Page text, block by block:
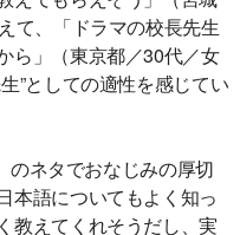
て、「ドラマの校長先生
ら」（東京都／30代／女
”としての適性を感じてい
のネタでおなじみの厚切
本語についてもよく知っ
教えてくれそうだし、実